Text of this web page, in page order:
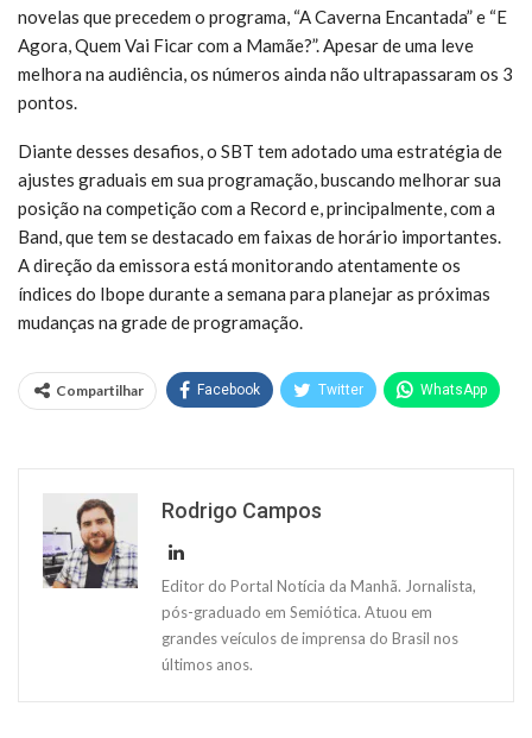
novelas que precedem o programa, “A Caverna Encantada” e “E
Agora, Quem Vai Ficar com a Mamãe?”. Apesar de uma leve
melhora na audiência, os números ainda não ultrapassaram os 3
pontos.
Diante desses desafios, o SBT tem adotado uma estratégia de
ajustes graduais em sua programação, buscando melhorar sua
posição na competição com a Record e, principalmente, com a
Band, que tem se destacado em faixas de horário importantes.
A direção da emissora está monitorando atentamente os
índices do Ibope durante a semana para planejar as próximas
mudanças na grade de programação.
Compartilhar Facebook Twitter WhatsApp
Rodrigo Campos
Editor do Portal Notícia da Manhã. Jornalista,
pós-graduado em Semiótica. Atuou em
grandes veículos de imprensa do Brasil nos
últimos anos.